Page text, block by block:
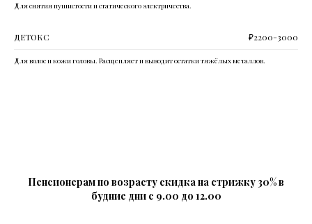
Для снятия пушистости и статического электричества.
ДЕТОКС ₽2200-3000
Для волос и кожи головы. Расщепляет и выводит остатки тяжёлых металлов.
Пенсионерам по возрасту скидка на стрижку 30% в
будние дни с 9.00 до 12.00